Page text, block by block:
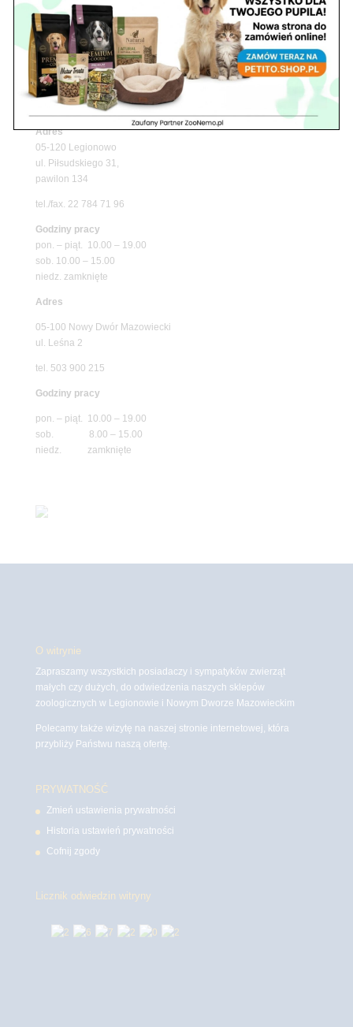
Z Życia Sklepu
Petito Pet Shop – Internetowy Sklep Zoologiczny
Online! Wszystko Dla Twojego Pupila | ZooNemo
Adres
05-120 Legionowo
ul. Piłsudskiego 31,
pawilon 134
tel./fax. 22 784 71 96
Godziny pracy
pon. – piąt. 10.00 – 19.00
sob. 10.00 – 15.00
niedz. zamknięte
Adres
05-100 Nowy Dwór Mazowiecki
ul. Leśna 2
tel. 503 900 215
Godziny pracy
pon. – piąt. 10.00 – 19.00
sob. 8.00 – 15.00
niedz. zamknięte
O witrynie
Zapraszamy wszystkich posiadaczy i sympatyków zwierząt
małych czy dużych, do odwiedzenia naszych sklepów
zoologicznych w Legionowie i Nowym Dworze Mazowieckim
Polecamy także wizytę na naszej stronie internetowej, która
przybliży Państwu naszą ofertę.
PRYWATNOŚĆ
Zmień ustawienia prywatności
Historia ustawień prywatności
Cofnij zgody
Licznik odwiedzin witryny